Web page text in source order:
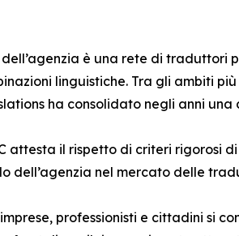
è una rete di traduttori
linguistiche. Tra gli ambiti
ha consolidato negli anni
attesta il rispetto di criteri rigorosi
dell’agenzia nel mercato delle
professionisti e cittadini si